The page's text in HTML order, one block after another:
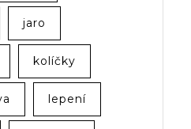
jaro
kolíčky
lepení